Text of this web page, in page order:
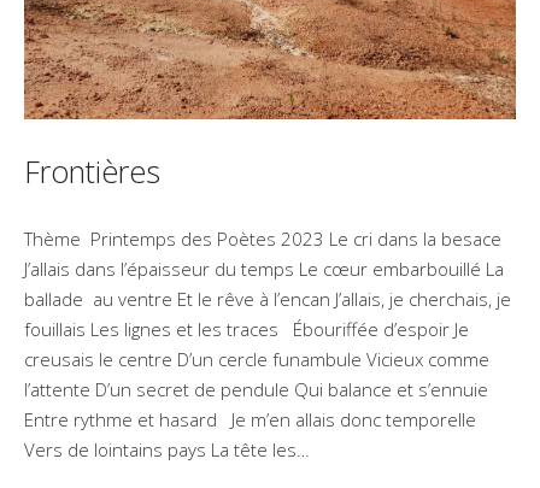
Frontières
Thème Printemps des Poètes 2023 Le cri dans la besace
J’allais dans l’épaisseur du temps Le cœur embarbouillé La
ballade au ventre Et le rêve à l’encan J’allais, je cherchais, je
fouillais Les lignes et les traces Ébouriffée d’espoir Je
creusais le centre D’un cercle funambule Vicieux comme
l’attente D’un secret de pendule Qui balance et s’ennuie
Entre rythme et hasard Je m’en allais donc temporelle
Vers de lointains pays La tête les…